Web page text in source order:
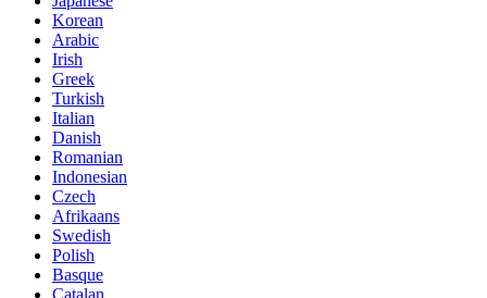
Korean
Arabic
Irish
Greek
Turkish
Italian
Danish
Romanian
Indonesian
Czech
Afrikaans
Swedish
Polish
Basque